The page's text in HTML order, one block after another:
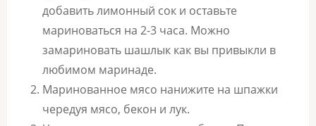
добавить лимонный сок и оставьте
мариноваться на 2-3 часа. Можно
замариновать шашлык как вы привыкли в
любимом маринаде.
Маринованное мясо нанижите на шпажки
чередуя мясо, бекон и лук.